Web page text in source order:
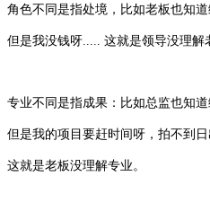
角色不同是指处境，比如老板也知道
但是我没钱呀..... 这就是领导没理解
专业不同是指成果：比如总监也知道
但是我的项目要赶时间呀，拍不到日
这就是老板没理解专业。